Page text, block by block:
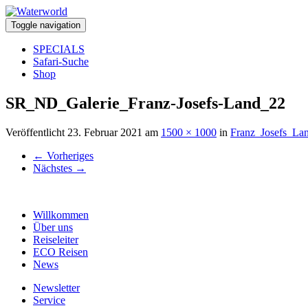
Toggle navigation
SPECIALS
Safari-Suche
Shop
SR_ND_Galerie_Franz-Josefs-Land_22
Veröffentlicht 23. Februar 2021 am 1500 × 1000 in
← Vorheriges
Nächstes →
Willkommen
Über uns
Reiseleiter
ECO Reisen
News
Newsletter
Service